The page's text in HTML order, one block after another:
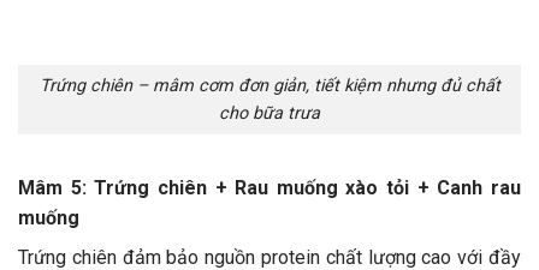
Trứng chiên – mâm cơm đơn giản, tiết kiệm nhưng đủ chất
cho bữa trưa
Mâm 5: Trứng chiên + Rau muống xào tỏi + Canh rau
muống
Trứng chiên đảm bảo nguồn protein chất lượng cao với đầy